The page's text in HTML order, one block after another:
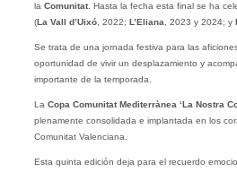
la Comunitat. Hasta la fecha esta final se ha
(La Vall d’Uixó, 2022; L’Eliana, 2023 y 2024; y
Se trata de una jornada festiva para las
oportunidad de vivir un desplazamiento y
importante de la temporada.
La Copa Comunitat Mediterrànea ‘La Nostra
plenamente consolidada e implantada en los
Comunitat Valenciana.
Esta quinta edición deja para el recuerdo